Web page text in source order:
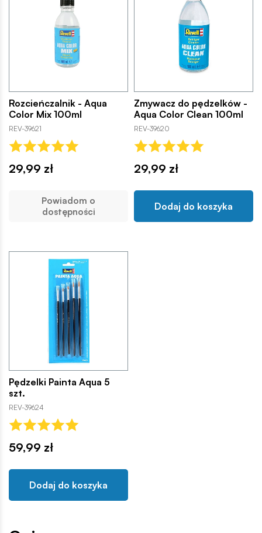
Rozcieńczalnik - Aqua
Color Mix 100ml
REV-39621
29,99 zł
Powiadom o
dostępności
Zmywacz do pędzelków -
Aqua Color Clean 100ml
REV-39620
29,99 zł
Dodaj do koszyka
Pędzelki Painta Aqua 5
szt.
REV-39624
59,99 zł
Dodaj do koszyka